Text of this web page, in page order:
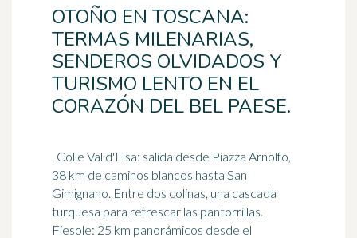
OTOÑO EN TOSCANA:
TERMAS MILENARIAS,
SENDEROS OLVIDADOS Y
TURISMO LENTO EN EL
CORAZÓN DEL BEL PAESE.
. Colle Val d'Elsa: salida desde Piazza Arnolfo,
38 km de caminos blancos hasta San
Gimignano. Entre dos colinas, una cascada
turquesa para refrescar las pantorrillas.
Fiesole: 25 km panorámicos desde el